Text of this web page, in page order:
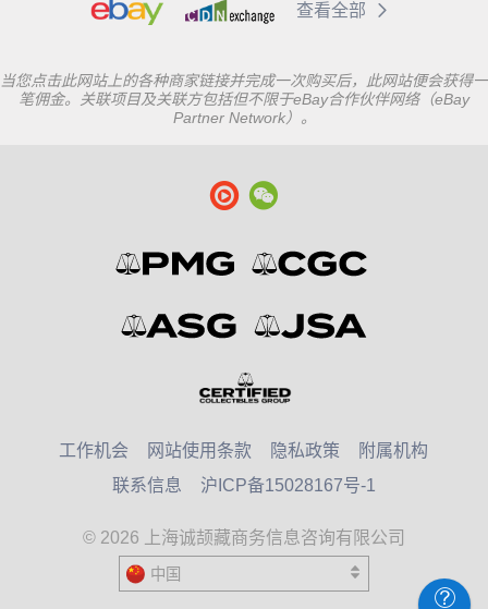
查看全部
当您点击此网站上的各种商家链接并完成一次购买后，此网站便会获得一
笔佣金。关联项目及关联方包括但不限于eBay合作伙伴网络（eBay
Partner Network）。
工作机会 网站使用条款 隐私政策
附属机构
联系信息
沪ICP备15028167号-1
© 2026 上海诚颉藏商务信息咨询有限公司
中国
United States